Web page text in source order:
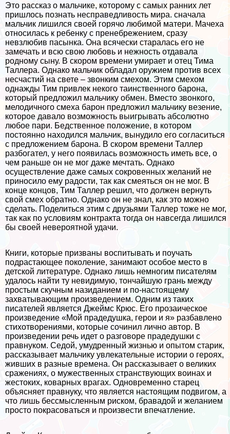
Это рассказ о мальчике, которому с самых ранних лет
пришлось познать несправедливость мира. сначала
мальчик лишился своей горячо любимой матери. Мачеха
относилась к ребенку с пренебрежением, сразу
невзлюбив пасынка. Она всячески старалась его не
замечать и всю свою любовь и нежность отдавала
родному сыну. В скором времени умирает и отец Тима
Таллера. Однако мальчик обладал оружием против всех
несчастий на свете – звонким смехом. Этим смехом
однажды Тим привлек некого таинственного барона,
который предложил мальчику обмен. Вместо звонкого,
мелодичного смеха барон предложил мальчику везение,
которое давало возможность выигрывать абсолютно
любое пари. Бедственное положение, в котором
постоянно находился мальчик, вынудило его согласиться
с предложением барона. В скором времени Таллер
разбогател, у него появилась возможность иметь все, о
чем раньше он не мог даже мечтать. Однако
осуществление даже самых сокровенных желаний не
приносило ему радости, так как смеяться он не мог. В
конце концов, Тим Таллер решил, что должен вернуть
свой смех обратно. Однако он не знал, как это можно
сделать. Поделиться этим с друзьями Таллер тоже не мог,
так как по условиям контpaкта тогда он навсегда лишился
бы своей невероятной удачи.
Книги, которые призваны воспитывать и поучать
подрастающее поколение, занимают особое место в
детской литературе. Однако лишь немногим писателям
удалось найти ту невидимую, тончайшую грань между
простым скучным назиданием и по-настоящему
захватывающим произведением. Одним из таких
писателей является Джеймс Крюс. Его прозаическое
произведение «Мой прадедушка, герои и я» разбавлено
стихотворениями, которые сочинил лично автор. В
произведении речь идет о разговоре прадедушки с
правнуком. Седой, умудренный жизнью и опытом старик,
рассказывает мальчику увлекательные истории о героях,
живших в разные времена. Он рассказывает о великих
сражениях, о мужественных стрaнcтвующих воинах и
жестоких, коварных врагах. Одновременно старец
объясняет правнуку, что является настоящим подвигом, а
что лишь бессмысленным риском, бравадой и желанием
просто покрасоваться и произвести впечатление.